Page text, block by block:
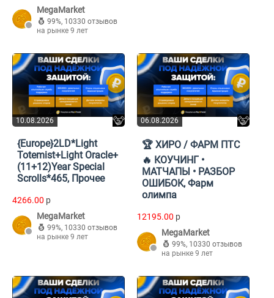
MegaMarket
99%, 10330 отзывов
на рынке 9 лет
10.08.2026
{Europe}2LD*Light
Totemist+Light Oracle+
(11+12)Year Special
Scrolls*465, Прочее
4266.00 p
MegaMarket
99%, 10330 отзывов
на рынке 9 лет
06.08.2026
🏆 ХИРО / ФАРМ ПТС
🔥 КОУЧИНГ •
МАТЧАПЫ • РАЗБОР
ОШИБОК, Фарм
олимпа
12195.00 p
MegaMarket
99%, 10330 отзывов
на рынке 9 лет